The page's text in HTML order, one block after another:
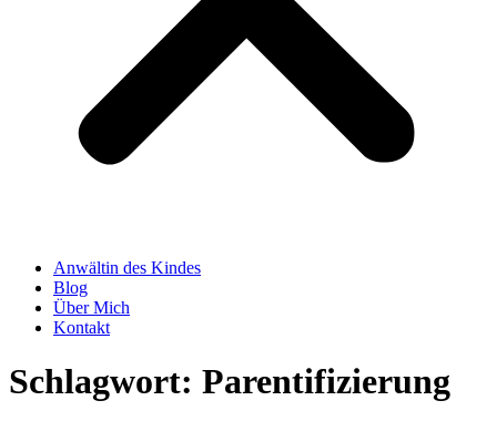
Anwältin des Kindes
Blog
Über Mich
Kontakt
Schlagwort: Parentifizierung